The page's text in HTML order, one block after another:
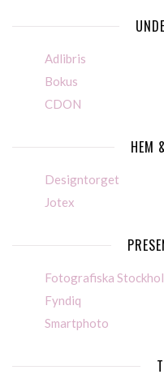
Adlibris
Bokus
CDON
HEM
Designtorget
Jotex
Fotografiska
Fyndiq
Smartphoto